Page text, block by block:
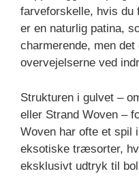
farveforskelle, hvis du
er en naturlig patina,
charmerende, men
overvejelserne ved
Strukturen i gulvet –
eller Strand Woven –
Woven har ofte et spil
eksotiske træsorter,
eksklusivt udtryk til